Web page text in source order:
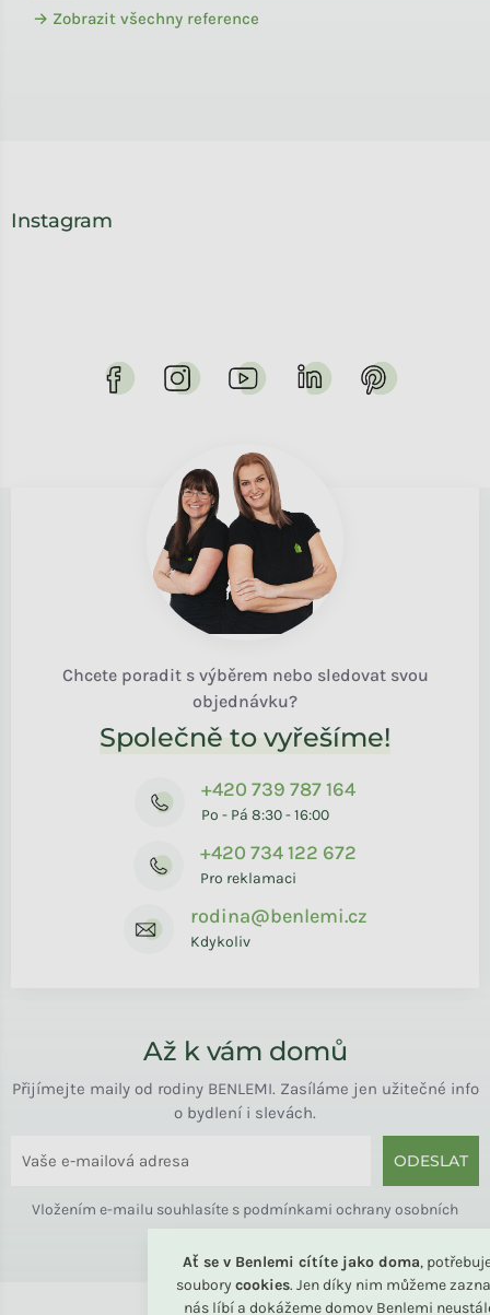
Ať se v Benlemi cítíte jako doma,
soubory cookies. Jen díky nim můžeme
nás líbí a dokážeme domov Benlemi
→ Zobrazit všechny reference
Instagram
Chcete poradit s výběrem nebo sledovat svou
objednávku?
Společně to vyřešíme!
+420 739 787 164
Po - Pá 8:30 - 16:00
+420 734 122 672
Pro reklamaci
rodina@benlemi.cz
Kdykoliv
Až k vám domů
Přijímejte maily od rodiny BENLEMI. Zasíláme jen užitečné info
o bydlení i slevách.
ODESLAT
Vložením e-mailu souhlasíte s podmínkami ochrany osobních